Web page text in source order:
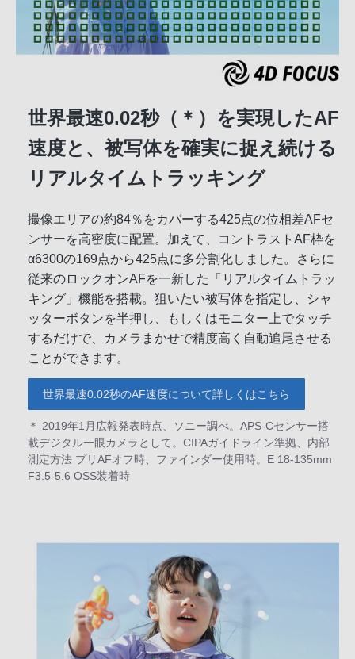
世界最速0.02秒（＊）を実現したAF
速度と、被写体を確実に捉え続ける
リアルタイムトラッキング
撮像エリアの約84％をカバーする425点の位相差AFセ
ンサーを高密度に配置。加えて、コントラストAF枠を
α6300の169点から425点に多分割化しました。さらに
従来のロックオンAFを一新した「リアルタイムトラッ
キング」機能を搭載。狙いたい被写体を指定し、シャ
ッターボタンを半押し、もしくはモニター上でタッチ
するだけで、カメラまかせで精度高く自動追尾させる
ことができます。
世界最速0.02秒のAF速度について詳しくはこちら
＊ 2019年1月広報発表時点、ソニー調べ。APS-Cセンサー搭
載デジタル一眼カメラとして。CIPAガイドライン準拠、内部
測定方法 プリAFオフ時、ファインダー使用時。E 18-135mm
F3.5-5.6 OSS装着時